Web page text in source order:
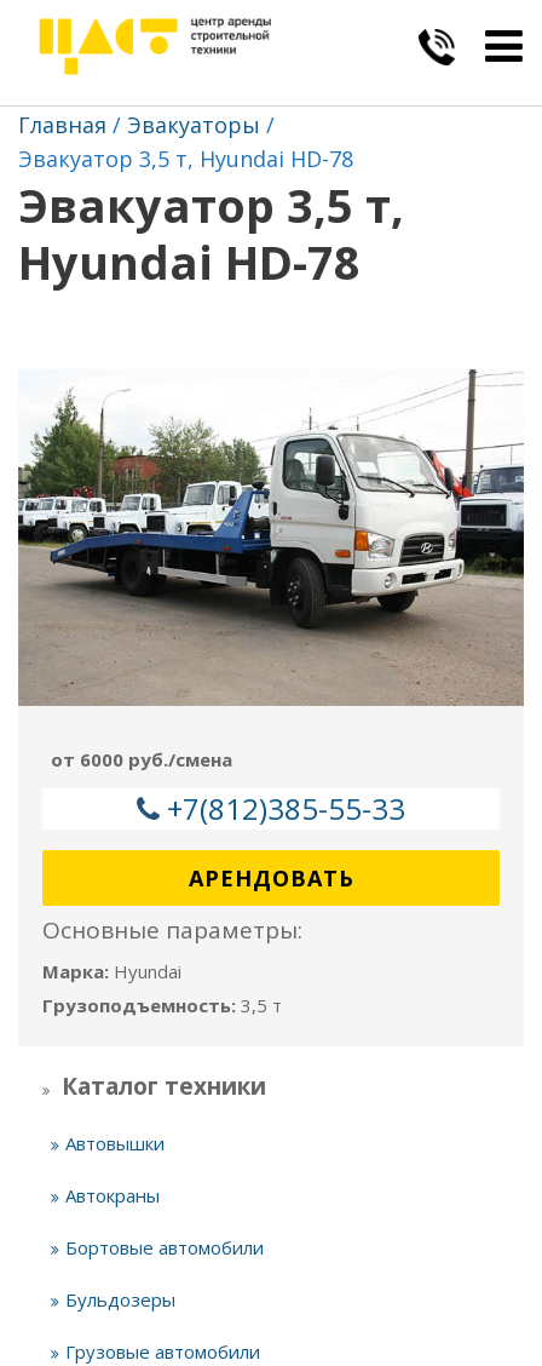
Главная
Эвакуаторы
Эвакуатор 3,5 т, Hyundai HD-78
Эвакуатор 3,5 т,
Hyundai HD-78
от 6000 руб./смена
+7(812)385-55-33
АРЕНДОВАТЬ
Основные параметры:
Марка: Hyundai
Грузоподъемность: 3,5 т
Каталог техники
Автовышки
Автокраны
Бортовые автомобили
Бульдозеры
Грузовые автомобили